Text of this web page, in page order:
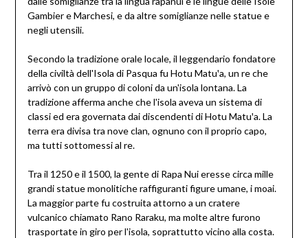
Gambier e Marchesi, e da altre somiglianze nelle statue e
negli utensili.
Secondo la tradizione orale locale, il leggendario fondatore
della civiltà dell'Isola di Pasqua fu Hotu Matuꞌa, un re che
arrivò con un gruppo di coloni da un'isola lontana. La
tradizione afferma anche che l'isola aveva un sistema di
classi ed era governata dai discendenti di Hotu Matuꞌa. La
terra era divisa tra nove clan, ognuno con il proprio capo,
ma tutti sottomessi al re.
Tra il 1250 e il 1500, la gente di Rapa Nui eresse circa mille
grandi statue monolitiche raffiguranti figure umane, i moai.
La maggior parte fu costruita attorno a un cratere
vulcanico chiamato Rano Raraku, ma molte altre furono
trasportate in giro per l'isola, soprattutto vicino alla costa.